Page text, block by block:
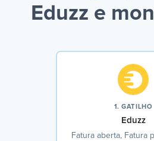
Eduzz e
1. GATILHO
Eduzz
Fatura aberta, Fatura